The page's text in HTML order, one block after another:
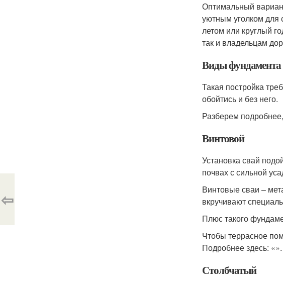
Оптимальный
уютным уголком для
летом или круглый
так и владельцам
Виды фундамента
Такая постройка
обойтись и без него.
Разберем
Винтовой
Установка свай
почвах с сильной
Винтовые сваи –
вкручивают
Плюс такого
Чтобы террасное
Подробнее здесь: «».
Столбчатый
⇦